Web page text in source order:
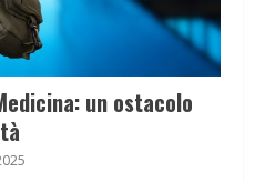
un ostacolo